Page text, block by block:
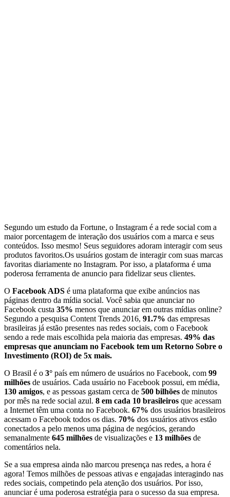
Segundo um estudo da Fortune, o Instagram é a rede social com a
maior porcentagem de interação dos usuários com a marca e seus
conteúdos. Isso mesmo! Seus seguidores adoram interagir com seus
produtos favoritos.Os usuários gostam de interagir com suas marcas
favoritas diariamente no Instagram. Por isso, a plataforma é uma
poderosa ferramenta de anuncio para fidelizar seus clientes.
O Facebook ADS é uma plataforma que exibe anúncios nas
páginas dentro da mídia social. Você sabia que anunciar no
Facebook custa 35% menos que anunciar em outras mídias online?
Segundo a pesquisa Content Trends 2016, 91.7% das empresas
brasileiras já estão presentes nas redes sociais, com o Facebook
sendo a rede mais escolhida pela maioria das empresas. 49% das
empresas que anunciam no Facebook tem um Retorno Sobre o
Investimento (ROI) de 5x mais.
O Brasil é o 3° país em número de usuários no Facebook, com 99
milhões de usuários. Cada usuário no Facebook possui, em média,
130 amigos, e as pessoas gastam cerca de 500 bilhões de minutos
por mês na rede social azul. 8 em cada 10 brasileiros que acessam
a Internet têm uma conta no Facebook. 67% dos usuários brasileiros
acessam o Facebook todos os dias. 70% dos usuários ativos estão
conectados a pelo menos uma página de negócios, gerando
semanalmente 645 milhões de visualizações e 13 milhões de
comentários nela.
Se a sua empresa ainda não marcou presença nas redes, a hora é
agora! Temos milhões de pessoas ativas e engajadas interagindo nas
redes sociais, competindo pela atenção dos usuários. Por isso,
anunciar é uma poderosa estratégia para o sucesso da sua empresa.